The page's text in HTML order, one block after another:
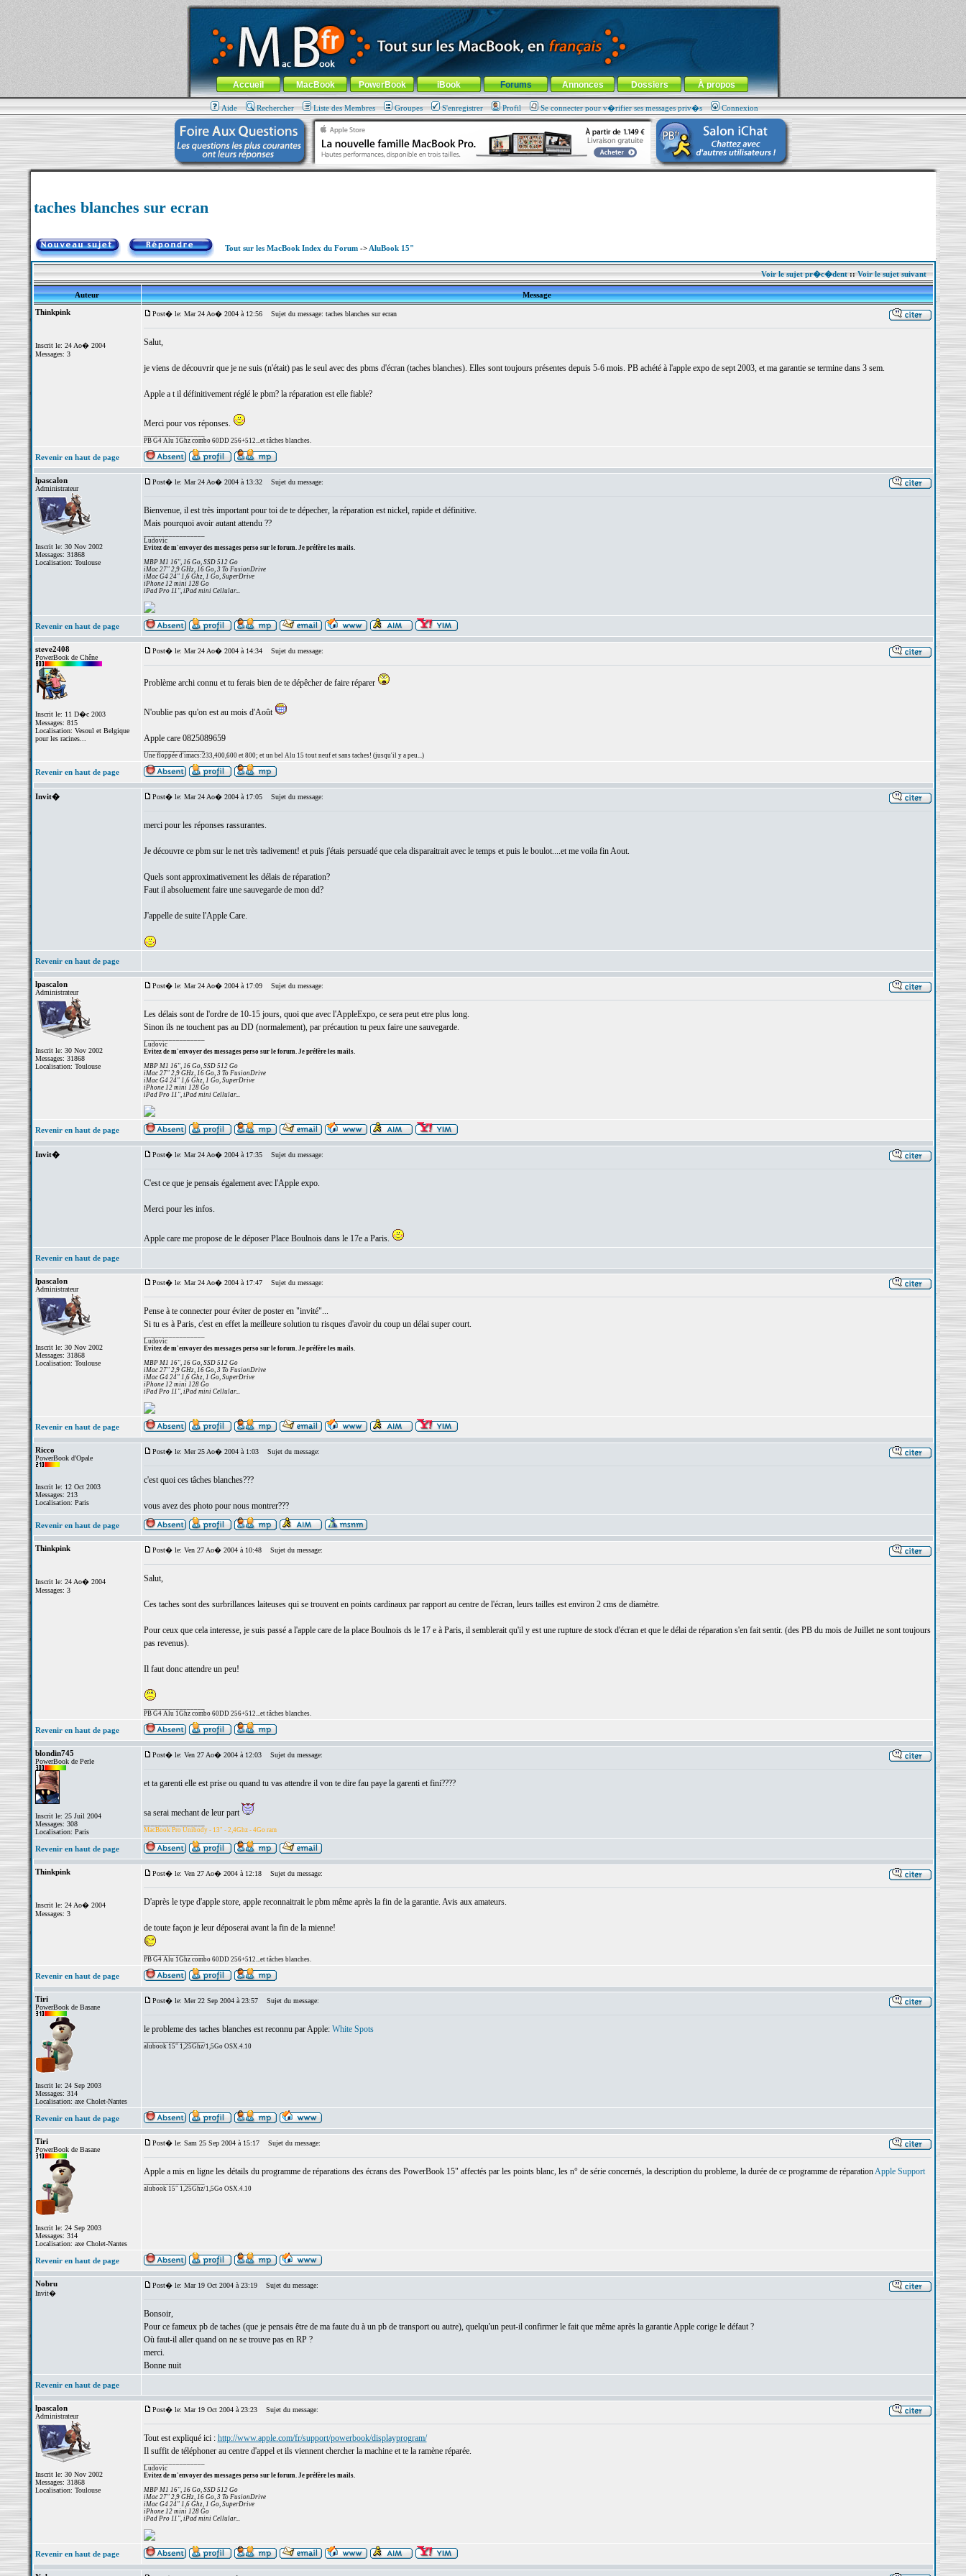
MacBook-fr.com : 100% Apple... 100% nomade !
Aller au contenu-Aller au menu général-Aller au menu de la rubrique
Menu général
Accueil MacBook PowerBook iBook Forums Annonces Dossiers À propos
Aide Rechercher Liste des Membres Groupes S'enregistrer Profil Se connecter pour v�rifier ses messages priv�s Connexion
taches blanches sur ecran
Tout sur les MacBook Index du Forum-> AluBook 15"
Voir le sujet pr�c�dent::Voir le sujet suivant
Auteur
Message
Thinkpink
Inscrit le: 24 Ao� 2004
Messages: 3
Post� le: Mar 24 Ao� 2004 à 12:56 Sujet du message: taches blanches sur ecran
Salut,
je viens de découvrir que je ne suis (n'était) pas le seul avec des pbms d'écran (taches blanches). Elles sont toujours présentes depuis 5-6 mois. PB achété à l'apple expo de sept 2003, et ma garantie se termine dans 3 sem.
Apple a t il définitivement réglé le pbm? la réparation est elle fiable?
Merci pour vos réponses.
PB G4 Alu 1Ghz combo 60DD 256+512...et tâches blanches.
Revenir en haut de page
lpascalon
Administrateur
Inscrit le: 30 Nov 2002
Messages: 31868
Localisation: Toulouse
Post� le: Mar 24 Ao� 2004 à 13:32 Sujet du message:
Bienvenue, il est très important pour toi de te dépecher, la réparation est nickel, rapide et définitive.
Mais pourquoi avoir autant attendu ??
Ludovic
Evitez de m'envoyer des messages perso sur le forum. Je préfère les mails.
MBP M1 16", 16 Go, SSD 512 Go
iMac 27" 2,9 GHz, 16 Go, 3 To FusionDrive
iMac G4 24" 1,6 Ghz, 1 Go, SuperDrive
iPhone 12 mini 128 Go
iPad Pro 11", iPad mini Cellular...
Revenir en haut de page
steve2408
PowerBook de Chêne
Inscrit le: 11 D�c 2003
Messages: 815
Localisation: Vesoul et Belgique
pour les racines...
Post� le: Mar 24 Ao� 2004 à 14:34 Sujet du message:
Problème archi connu et tu ferais bien de te dépêcher de faire réparer
N'oublie pas qu'on est au mois d'Août
Apple care 0825089659
Une floppée d'imacs:233,400,600 et 800; et un bel Alu 15 tout neuf et sans taches! (jusqu'il y a peu...)
Revenir en haut de page
Invit� Post� le: Mar 24 Ao� 2004 à 17:05 Sujet du message:
merci pour les réponses rassurantes.
Je découvre ce pbm sur le net très tadivement! et puis j'étais persuadé que cela disparaitrait avec le temps et puis le boulot....et me voila fin Aout.
Quels sont approximativement les délais de réparation?
Faut il absoluement faire une sauvegarde de mon dd?
J'appelle de suite l'Apple Care.
Revenir en haut de page
lpascalon
Administrateur
Inscrit le: 30 Nov 2002
Messages: 31868
Localisation: Toulouse
Post� le: Mar 24 Ao� 2004 à 17:09 Sujet du message:
Les délais sont de l'ordre de 10-15 jours, quoi que avec l'AppleExpo, ce sera peut etre plus long.
Sinon ils ne touchent pas au DD (normalement), par précaution tu peux faire une sauvegarde.
Ludovic
Evitez de m'envoyer des messages perso sur le forum. Je préfère les mails.
MBP M1 16", 16 Go, SSD 512 Go
iMac 27" 2,9 GHz, 16 Go, 3 To FusionDrive
iMac G4 24" 1,6 Ghz, 1 Go, SuperDrive
iPhone 12 mini 128 Go
iPad Pro 11", iPad mini Cellular...
Revenir en haut de page
Invit� Post� le: Mar 24 Ao� 2004 à 17:35 Sujet du message:
C'est ce que je pensais également avec l'Apple expo.
Merci pour les infos.
Apple care me propose de le déposer Place Boulnois dans le 17e a Paris.
Revenir en haut de page
lpascalon
Administrateur
Inscrit le: 30 Nov 2002
Messages: 31868
Localisation: Toulouse
Post� le: Mar 24 Ao� 2004 à 17:47 Sujet du message:
Pense à te connecter pour éviter de poster en "invité"...
Si tu es à Paris, c'est en effet la meilleure solution tu risques d'avoir du coup un délai super court.
Ludovic
Evitez de m'envoyer des messages perso sur le forum. Je préfère les mails.
MBP M1 16", 16 Go, SSD 512 Go
iMac 27" 2,9 GHz, 16 Go, 3 To FusionDrive
iMac G4 24" 1,6 Ghz, 1 Go, SuperDrive
iPhone 12 mini 128 Go
iPad Pro 11", iPad mini Cellular...
Revenir en haut de page
Ricco
PowerBook d'Opale
Inscrit le: 12 Oct 2003
Messages: 213
Localisation: Paris
Post� le: Mer 25 Ao� 2004 à 1:03 Sujet du message:
c'est quoi ces tâches blanches???
vous avez des photo pour nous montrer???
Revenir en haut de page
Thinkpink
Inscrit le: 24 Ao� 2004
Messages: 3
Post� le: Ven 27 Ao� 2004 à 10:48 Sujet du message:
Salut,
Ces taches sont des surbrillances laiteuses qui se trouvent en points cardinaux par rapport au centre de l'écran, leurs tailles est environ 2 cms de diamètre.
Pour ceux que cela interesse, je suis passé a l'apple care de la place Boulnois ds le 17 e à Paris, il semblerait qu'il y est une rupture de stock d'écran et que le délai de réparation s'en fait sentir. (des PB du mois de Juillet ne sont toujours
pas revenus).
Il faut donc attendre un peu!
PB G4 Alu 1Ghz combo 60DD 256+512...et tâches blanches.
Revenir en haut de page
blondin745
PowerBook de Perle
Inscrit le: 25 Juil 2004
Messages: 308
Localisation: Paris
Post� le: Ven 27 Ao� 2004 à 12:03 Sujet du message:
et ta garenti elle est prise ou quand tu vas attendre il von te dire fau paye la garenti et fini????
sa serai mechant de leur part
MacBook Pro Unibody - 13" - 2,4Ghz - 4Go ram
Revenir en haut de page
Thinkpink
Inscrit le: 24 Ao� 2004
Messages: 3
Post� le: Ven 27 Ao� 2004 à 12:18 Sujet du message:
D'après le type d'apple store, apple reconnaitrait le pbm même après la fin de la garantie. Avis aux amateurs.
de toute façon je leur déposerai avant la fin de la mienne!
PB G4 Alu 1Ghz combo 60DD 256+512...et tâches blanches.
Revenir en haut de page
Tiri
PowerBook de Basane
Inscrit le: 24 Sep 2003
Messages: 314
Localisation: axe Cholet-Nantes
Post� le: Mer 22 Sep 2004 à 23:57 Sujet du message:
le probleme des taches blanches est reconnu par Apple: White Spots
alubook 15" 1,25Ghz/1,5Go OSX.4.10
Revenir en haut de page
Tiri
PowerBook de Basane
Inscrit le: 24 Sep 2003
Messages: 314
Localisation: axe Cholet-Nantes
Post� le: Sam 25 Sep 2004 à 15:17 Sujet du message:
Apple a mis en ligne les détails du programme de réparations des écrans des PowerBook 15" affectés par les points blanc, les n° de série concernés, la description du probleme, la durée de ce programme de réparationApple Support
alubook 15" 1,25Ghz/1,5Go OSX.4.10
Revenir en haut de page
Nobru
Invit�
Post� le: Mar 19 Oct 2004 à 23:19 Sujet du message:
Bonsoir,
Pour ce fameux pb de taches (que je pensais être de ma faute du à un pb de transport ou autre), quelqu'un peut-il confirmer le fait que même après la garantie Apple corige le défaut ?
Où faut-il aller quand on ne se trouve pas en RP ?
merci.
Bonne nuit
Revenir en haut de page
lpascalon
Administrateur
Inscrit le: 30 Nov 2002
Messages: 31868
Localisation: Toulouse
Post� le: Mar 19 Oct 2004 à 23:23 Sujet du message:
Tout est expliqué ici : http://www.apple.com/fr/support/powerbook/displayprogram/
Il suffit de téléphoner au centre d'appel et ils viennent chercher la machine et te la ramène réparée.
Ludovic
Evitez de m'envoyer des messages perso sur le forum. Je préfère les mails.
MBP M1 16", 16 Go, SSD 512 Go
iMac 27" 2,9 GHz, 16 Go, 3 To FusionDrive
iMac G4 24" 1,6 Ghz, 1 Go, SuperDrive
iPhone 12 mini 128 Go
iPad Pro 11", iPad mini Cellular...
Revenir en haut de page